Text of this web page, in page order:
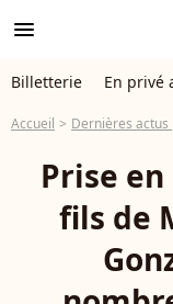
menu
Billetterie En privé
Accueil Dernières actus
Prise
fils de